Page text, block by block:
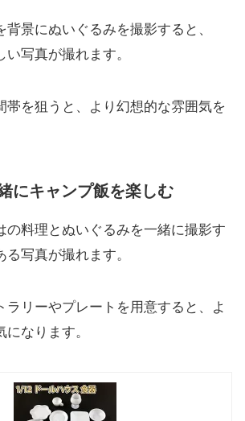
景にぬいぐるみを撮影すると、
写真が撮れます。
帯を狙うと、より幻想的な雰囲気を
にキャンプ飯を楽しむ
の料理とぬいぐるみを一緒に撮影す
写真が撮れます。
ラリーやプレートを用意すると、よ
なります。